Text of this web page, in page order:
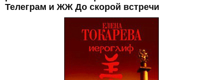
Телеграм и ЖЖ До скорой встречи